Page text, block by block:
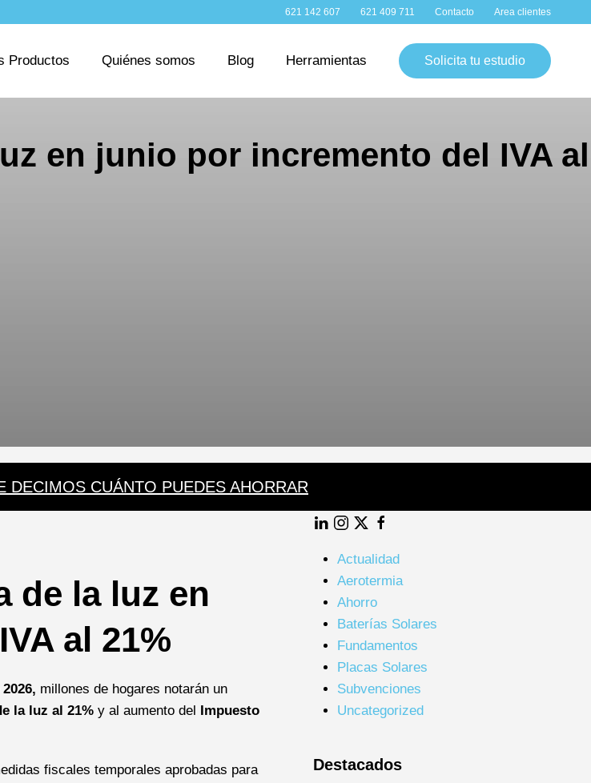
WhatsApp:
621 142 607 Teléfono:
621 409 711 Contacto:
Contacto Clientes:
Area clientes
Productos Quiénes somos Blog Herramientas Solicita tu estudio
en junio por incremento del IVA al
DECIMOS CUÁNTO PUEDES AHORRAR
de la luz en
al 21%
millones de hogares notarán un
la luz al 21% y al aumento del Impuesto
fiscales temporales aprobadas para
LinkedIn
Instagram
TwitterFacebook
Actualidad
Aerotermia
Ahorro
Baterías Solares
Fundamentos
Placas Solares
Subvenciones
Uncategorized
Destacados